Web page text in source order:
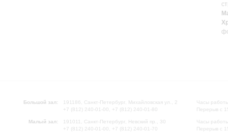
Большой зал:
191186, Санкт-Петербург, Михайловская ул., 2
+7 (812) 240-01-00, +7 (812) 240-01-80
Малый зал:
191011, Санкт-Петербург, Невский пр., 30
+7 (812) 240-01-00, +7 (812) 240-01-70
Часы
Перерыв с
Часы
Перерыв с